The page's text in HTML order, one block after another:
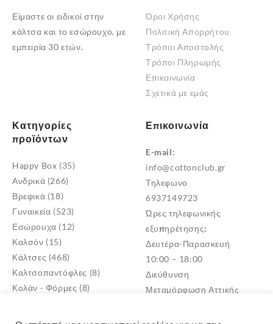
Είμαστε οι ειδικοί στην
κάλτσα και το εσώρουχο, με
εμπειρία 30 ετών.
Όροι Χρήσης
Πολιτική Απορρήτου
Τρόποι Αποστολής
Τρόποι Πληρωμής
Επικοινωνία
Σχετικά με εμάς
Κατηγορίες
προϊόντων
Happy Box (35)
Ανδρικά (266)
Βρεφικά (18)
Γυναικεία (523)
Εσώρουχα (12)
Καλσόν (15)
Κάλτσες (468)
Καλτσοπαντόφλες (8)
Κολάν - Φόρμες (8)
Επικοινωνία
E-mail:
info@cottonclub.gr
Τηλεφωνο
6937149723
Ώρες τηλεφωνικής
εξυπηρέτησης:
Δευτέρα-Παρασκευή
10:00 – 18:00
Διεύθυνση
Μεταμόρφωση Αττικής